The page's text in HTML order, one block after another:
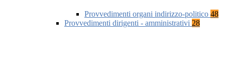
Provvedimenti organi indirizzo-politico 48
Provvedimenti dirigenti - amministrativi 28